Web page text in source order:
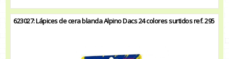
623027: Lápices de cera blanda Alpino Dacs 24 colores surtidos ref. 295